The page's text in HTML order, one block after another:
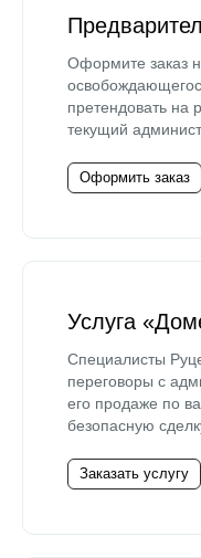
Оформите заказ
претендовать на
текущий
Оформить заказ
Услуга
Специалисты
переговоры с
его продаже по
безопасную
Заказать услугу